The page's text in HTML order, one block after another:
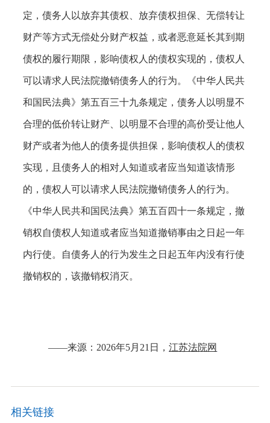
定，债务人以放弃其债权、放弃债权担保、无偿转让
财产等方式无偿处分财产权益，或者恶意延长其到期
债权的履行期限，影响债权人的债权实现的，债权人
可以请求人民法院撤销债务人的行为。《中华人民共
和国民法典》第五百三十九条规定，债务人以明显不
合理的低价转让财产、以明显不合理的高价受让他人
财产或者为他人的债务提供担保，影响债权人的债权
实现，且债务人的相对人知道或者应当知道该情形
的，债权人可以请求人民法院撤销债务人的行为。
《中华人民共和国民法典》第五百四十一条规定，撤
销权自债权人知道或者应当知道撤销事由之日起一年
内行使。自债务人的行为发生之日起五年内没有行使
撤销权的，该撤销权消灭。
——来源：2026年5月21日，江苏法院网
相关链接